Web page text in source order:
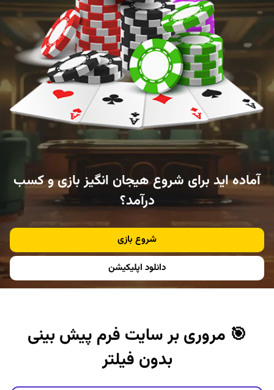
آماده اید برای شروع هیجان انگیز بازی و کسب
درآمد؟
شروع بازی
دانلود اپلیکیشن
🎯 مروری بر سایت فرم پیش بینی
بدون فیلتر